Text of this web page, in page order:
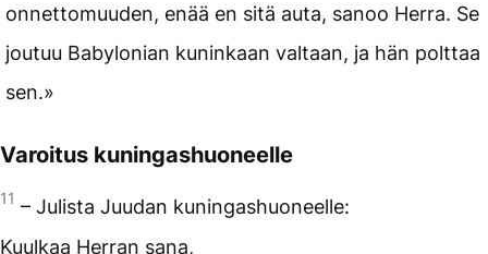
onnettomuuden, enää en sitä auta, sanoo Herra. Se
joutuu Babylonian kuninkaan valtaan, ja hän polttaa
sen.»
Varoitus kuningashuoneelle
11 – Julista Juudan kuningashuoneelle:
Kuulkaa Herran sana,